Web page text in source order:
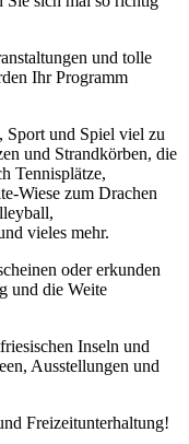
und tolle
Ihr Programm
Sport und Spiel viel zu
und Strandkörben, die
Tennisplätze,
Wiese zum Drachen
vieles mehr.
oder erkunden
und die Weite
Inseln und
Ausstellungen und
Freizeitunterhaltung!